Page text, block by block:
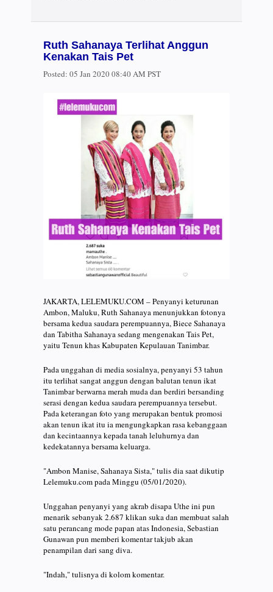
Ruth Sahanaya Terlihat Anggun
Kenakan Tais Pet
Posted: 05 Jan 2020 08:40 AM PST
JAKARTA, LELEMUKU.COM – Penyanyi keturunan
Ambon, Maluku, Ruth Sahanaya menunjukkan fotonya
bersama kedua saudara perempuannya, Biece Sahanaya
dan Tabitha Sahanaya sedang mengenakan Tais Pet,
yaitu Tenun khas Kabupaten Kepulauan Tanimbar.
Pada unggahan di media sosialnya, penyanyi 53 tahun
itu terlihat sangat anggun dengan balutan tenun ikat
Tanimbar berwarna merah muda dan berdiri bersanding
serasi dengan kedua saudara perempuannya tersebut.
Pada keterangan foto yang merupakan bentuk promosi
akan tenun ikat itu ia mengungkapkan rasa kebanggaan
dan kecintaannya kepada tanah leluhurnya dan
kedekatannya bersama keluarga.
"Ambon Manise, Sahanaya Sista," tulis dia saat dikutip
Lelemuku.com pada Minggu (05/01/2020).
Unggahan penyanyi yang akrab disapa Uthe ini pun
menarik sebanyak 2.687 klikan suka dan membuat salah
satu perancang mode papan atas Indonesia, Sebastian
Gunawan pun memberi komentar takjub akan
penampilan dari sang diva.
"Indah," tulisnya di kolom komentar.